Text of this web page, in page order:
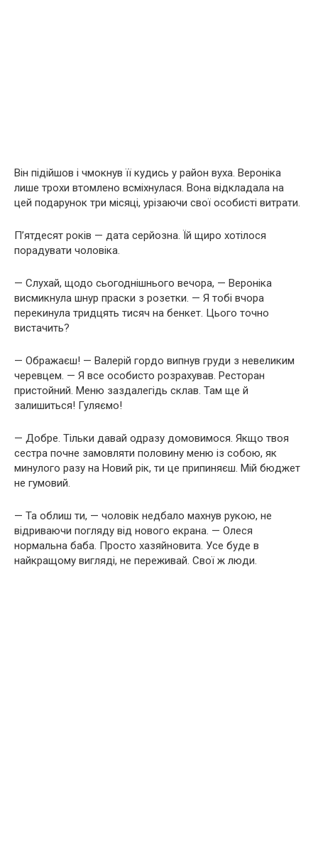
Він підійшов і чмокнув її кудись у район вуха. Вероніка
лише трохи втомлено всміхнулася. Вона відкладала на
цей подарунок три місяці, урізаючи свої особисті витрати.
П’ятдесят років — дата серйозна. Їй щиро хотілося
порадувати чоловіка.
— Слухай, щодо сьогоднішнього вечора, — Вероніка
висмикнула шнур праски з розетки. — Я тобі вчора
перекинула тридцять тисяч на бенкет. Цього точно
вистачить?
— Ображаєш! — Валерій гордо випнув груди з невеликим
черевцем. — Я все особисто розрахував. Ресторан
пристойний. Меню заздалегідь склав. Там ще й
залишиться! Гуляємо!
— Добре. Тільки давай одразу домовимося. Якщо твоя
сестра почне замовляти половину меню із собою, як
минулого разу на Новий рік, ти це припиняєш. Мій бюджет
не гумовий.
— Та облиш ти, — чоловік недбало махнув рукою, не
відриваючи погляду від нового екрана. — Олеся
нормальна баба. Просто хазяйновита. Усе буде в
найкращому вигляді, не переживай. Свої ж люди.